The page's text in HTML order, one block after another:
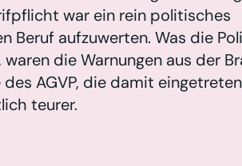
war ein rein politisches
Beruf aufzuwerten. Was die
die Warnungen aus der
AGVP, die damit
teurer.